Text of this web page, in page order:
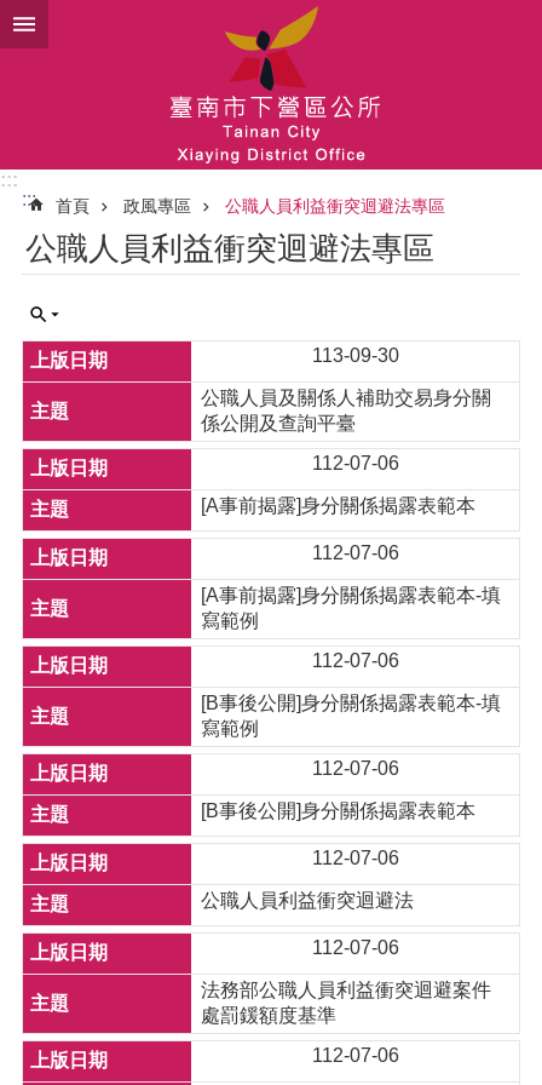
跳到主要內容區塊
:::
:::
首頁 政風專區 公職人員利益衝突迴避法專區
公職人員利益衝突迴避法專區
113-09-30
公職人員及關係人補助交易身分關
係公開及查詢平臺
112-07-06
[A事前揭露]身分關係揭露表範本
112-07-06
[A事前揭露]身分關係揭露表範本-填
寫範例
112-07-06
[B事後公開]身分關係揭露表範本-填
寫範例
112-07-06
[B事後公開]身分關係揭露表範本
112-07-06
公職人員利益衝突迴避法
112-07-06
法務部公職人員利益衝突迴避案件
處罰鍰額度基準
112-07-06